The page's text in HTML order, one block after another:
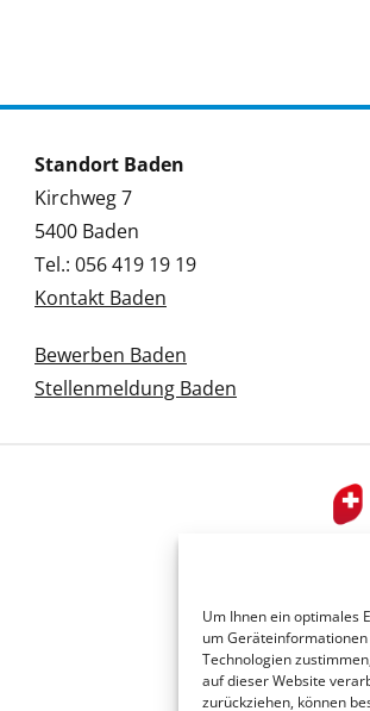
Um Ihnen ein optimales
um
Technologien
auf dieser Website
zurückziehen, können
Standort Baden
Kirchweg 7
5400 Baden
Tel.: 056 419 19 19
Kontakt Baden
Bewerben Baden
Stellenmeldung Baden